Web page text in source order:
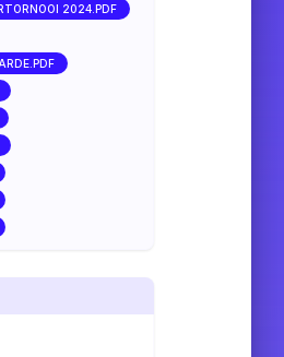
2024.PDF